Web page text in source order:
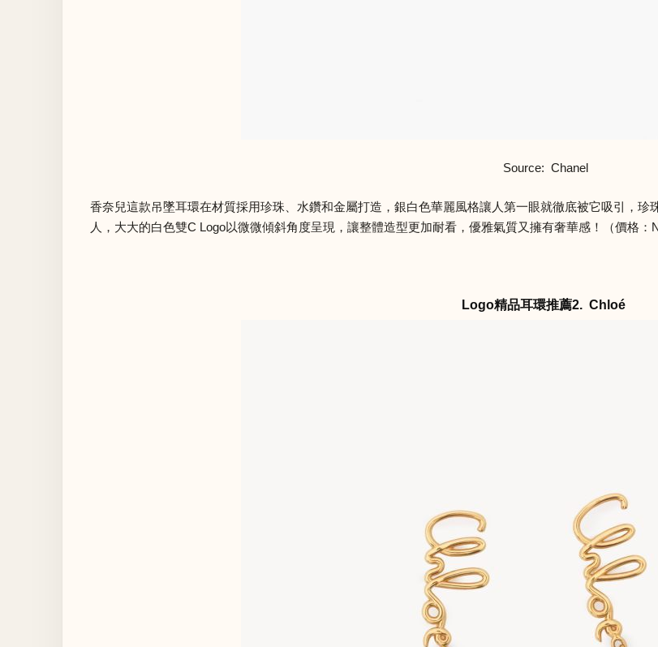
Source: Chanel
香奈兒這款吊墜耳環在材質採用珍珠、水鑽和金屬打造，銀白色華麗風格讓人第一眼就徹底被它吸引，
人，大大的白色雙C Logo以微微傾斜角度呈現，讓整體造型更加耐看，優雅氣質又擁有奢華感！（價格：
Logo精品耳環推薦2. Chloé